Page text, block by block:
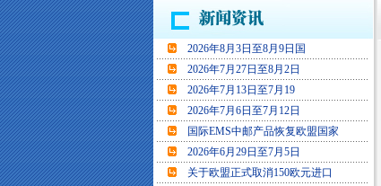
2026年8月3日至8月9日国
2026年7月27日至8月2日
2026年7月13日至7月19
2026年7月6日至7月12日
国际EMS中邮产品恢复欧盟国家
2026年6月29日至7月5日
关于欧盟正式取消150欧元进口